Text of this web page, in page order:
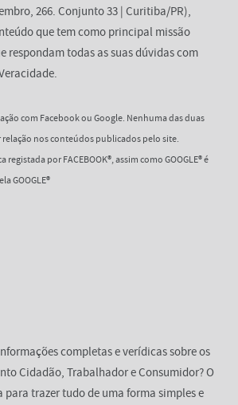
266. Conjunto 33 | Curitiba/PR),
que tem como principal missão
respondam todas as suas dúvidas com
com Facebook ou Google. Nenhuma das duas
nos conteúdos publicados pelo site.
registada por FACEBOOK®, assim como GOOGLE® é
GOOGLE®
completas e verídicas sobre os
Cidadão, Trabalhador e Consumidor? O
trazer tudo de uma forma simples e